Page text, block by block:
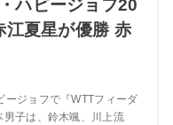
ハビージョフ20
江夏星が優勝 赤
ジョフで『WTTフィーダ
子は、鈴木颯、川上流